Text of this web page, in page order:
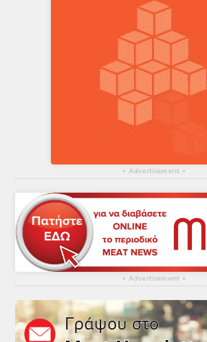
▴ Advertisement ▴
▴ Advertisement ▴